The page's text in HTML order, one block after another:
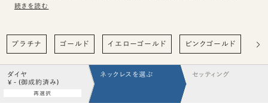
続きを読む
プラチナ ゴールド イエローゴールド ピンクゴールド ハ
ダイヤ
¥ - (御成約済み)
再選択
ネックレスを選ぶ セッティング